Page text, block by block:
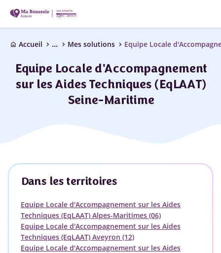
home Accueil chevron_right ... chevron_right Mes solutions chevron_right
Equipe Locale d'Accompagnement
sur les Aides Techniques (EqLAAT)
Seine-Maritime
Dans les territoires
Equipe Locale d'Accompagnement sur les Aides
Techniques (EqLAAT) Alpes-Maritimes (06)
Equipe Locale d'Accompagnement sur les Aides
Techniques (EqLAAT) Aveyron (12)
Equipe Locale d'Accompagnement sur les Aides